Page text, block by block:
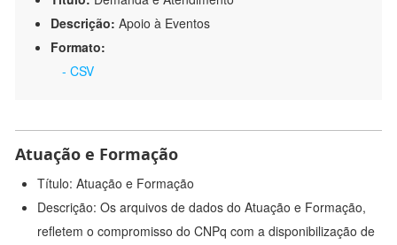
Descrição: Apoio à Eventos
Formato:
- CSV
Atuação e Formação
Título: Atuação e Formação
Descrição: Os arquivos de dados do Atuação e Formação,
refletem o compromisso do CNPq com a disponibilização de